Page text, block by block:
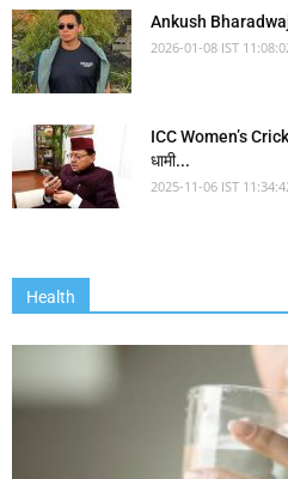
Ankush
2026-01-08 IST
ICC Women’s
धामी...
2025-11-06 IST
Health